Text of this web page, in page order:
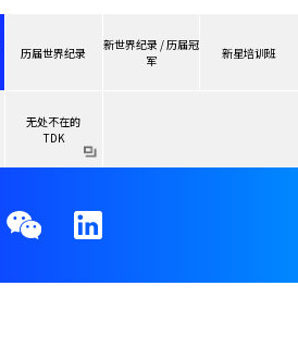
历届世界纪录
新世界纪录 / 历届冠
军
新星培训班
无处不在的
TDK